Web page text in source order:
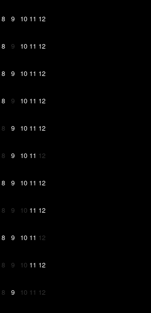
8 9 10 11 12
8 9 10 11 12
8 9 10 11 12
8 9 10 11 12
8 9 10 11 12
8 9 10 11 12
8 9 10 11 12
8 9 10 11 12
8 9 10 11 12
8 9 10 11 12
8 9 10 11 12